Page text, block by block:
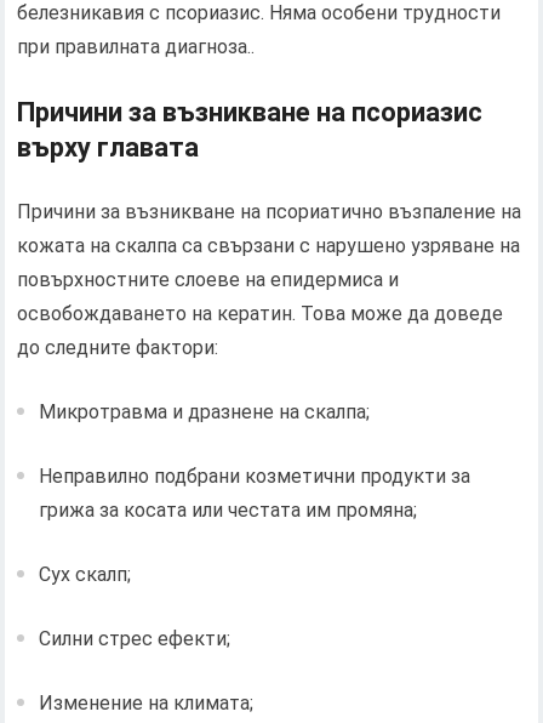
белезникавия с псориазис. Няма особени трудности
при правилната диагноза..
Причини за възникване на псориазис
върху главата
Причини за възникване на псориатично възпаление на
кожата на скалпа са свързани с нарушено узряване на
повърхностните слоеве на епидермиса и
освобождаването на кератин. Това може да доведе
до следните фактори:
Микротравма и дразнене на скалпа;
Неправилно подбрани козметични продукти за
грижа за косата или честата им промяна;
Сух скалп;
Силни стрес ефекти;
Изменение на климата;